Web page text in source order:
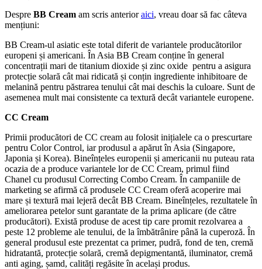
Despre BB Cream am scris anterioraici, vreau doar să fac câteva
mențiuni:
BB Cream-ul asiatic este total diferit de variantele producătorilor
europeni și americani. În Asia BB Cream conține în general
concentrații mari de titanium dioxide și zinc oxide pentru a asigura
protecție solară cât mai ridicată și conțin ingrediente inhibitoare de
melanină pentru păstrarea tenului cât mai deschis la culoare. Sunt de
asemenea mult mai consistente ca textură decât variantele europene.
CC Cream
Primii producători de CC cream au folosit inițialele ca o prescurtare
pentru Color Control, iar produsul a apărut în Asia (Singapore,
Japonia și Korea). Bineînțeles europenii și americanii nu puteau rata
ocazia de a produce variantele lor de CC Cream, primul fiind
Chanel cu produsul Correcting Combo Cream. În campaniile de
marketing se afirmă că produsele CC Cream oferă acoperire mai
mare și textură mai lejeră decât BB Cream. Bineînțeles, rezultatele în
ameliorarea petelor sunt garantate de la prima aplicare (de către
producători). Există produse de acest tip care promit rezolvarea a
peste 12 probleme ale tenului, de la îmbătrânire până la cuperoză. În
general produsul este prezentat ca primer, pudră, fond de ten, cremă
hidratantă, protecție solară, cremă depigmentantă, iluminator, cremă
anti aging, șamd, calități regăsite în același produs.